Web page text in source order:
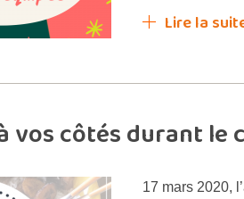
Lire la
vos côtés durant le
17 mars 2020,